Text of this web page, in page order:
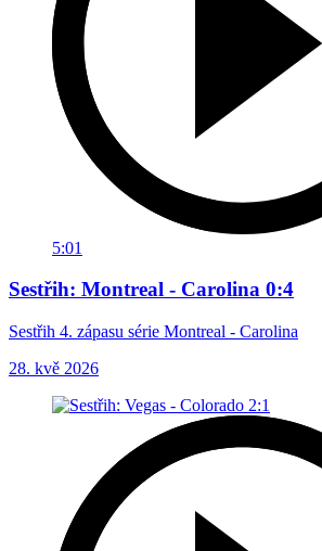
5:01
Sestřih: Montreal - Carolina 0:4
Sestřih 4. zápasu série Montreal - Carolina
28. kvě 2026